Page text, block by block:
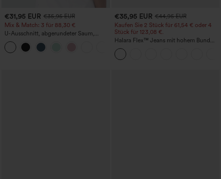
€31,95 EUR €35,95 EUR
Mix & Match: 3 für 88,30 €
U-Ausschnitt, abgerundeter Saum,
InstantCool Yoga-Trägertop – UPF50+
€35,95 EUR €44,95 EUR
Kaufen Sie 2 Stück für 61,54 € oder 4
Stück für 123,08 €.
Halara Flex™ Jeans mit hohem Bund
und Taschen, gewaschener, lässiger
Bootcut